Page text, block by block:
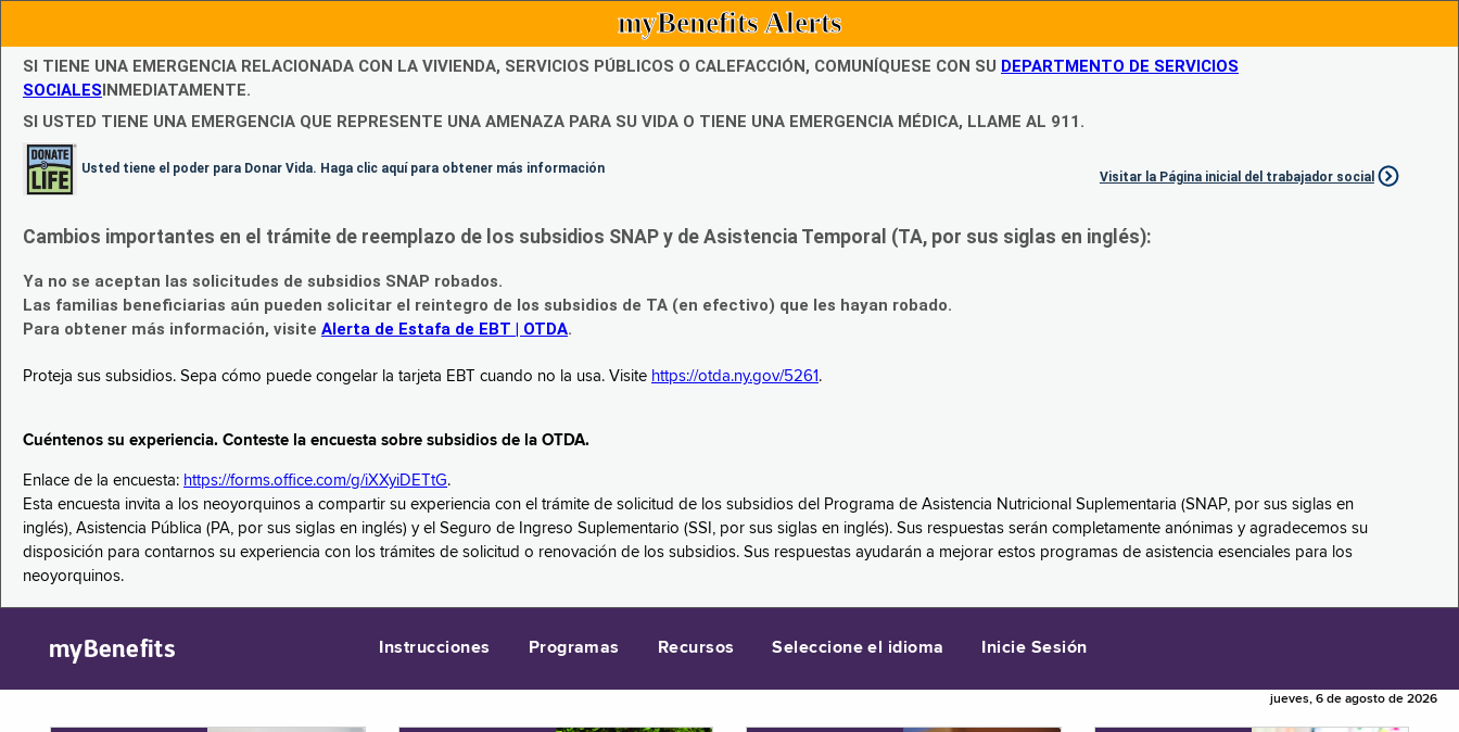
myBenefits Alerts
SI TIENE UNA EMERGENCIA RELACIONADA CON LA VIVIENDA, SERVICIOS PÚBLICOS O CALEFACCIÓN, COMUNÍQUESE CON SU DEPARTMENTO DE SERVICIOS
SOCIALESINMEDIATAMENTE.
SI USTED TIENE UNA EMERGENCIA QUE REPRESENTE UNA AMENAZA PARA SU VIDA O TIENE UNA EMERGENCIA MÉDICA, LLAME AL 911.
Usted tiene el poder para Donar Vida. Haga clic aquí para obtener más información
Visitar la Página inicial del trabajador social
Cambios importantes en el trámite de reemplazo de los subsidios SNAP y de Asistencia Temporal (TA, por sus siglas en inglés):
Ya no se aceptan las solicitudes de subsidios SNAP robados.
Las familias beneficiarias aún pueden solicitar el reintegro de los subsidios de TA (en efectivo) que les hayan robado.
Para obtener más información, visite Alerta de Estafa de EBT | OTDA.
Proteja sus subsidios. Sepa cómo puede congelar la tarjeta EBT cuando no la usa. Visite https://otda.ny.gov/5261 .
Cuéntenos su experiencia. Conteste la encuesta sobre subsidios de la OTDA.
Enlace de la encuesta: https://forms.office.com/g/iXXyiDETtG.
Esta encuesta invita a los neoyorquinos a compartir su experiencia con el trámite de solicitud de los subsidios del Programa de Asistencia Nutricional Suplementaria (SNAP, por sus siglas en
inglés), Asistencia Pública (PA, por sus siglas en inglés) y el Seguro de Ingreso Suplementario (SSI, por sus siglas en inglés). Sus respuestas serán completamente anónimas y agradecemos su
disposición para contarnos su experiencia con los trámites de solicitud o renovación de los subsidios. Sus respuestas ayudarán a mejorar estos programas de asistencia esenciales para los
neoyorquinos.
myBenefits Instrucciones Programas Recursos Seleccione el idioma Inicie Sesión
jueves, 6 de agosto de 2026